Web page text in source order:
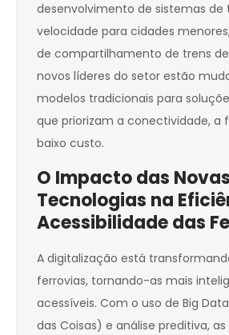
desenvolvimento de sistemas de
velocidade para cidades
de compartilhamento de trens de
novos líderes do setor estão
modelos tradicionais para
que priorizam a conectividade, a
baixo custo.
O Impacto das Novas
Tecnologias na
Acessibilidade das
A digitalização está
ferrovias, tornando-as mais
acessíveis. Com o uso de Big
das Coisas) e análise preditiva,